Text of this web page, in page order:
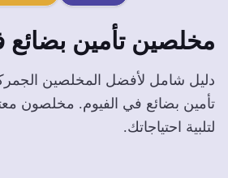
مخلصينتأمين بضائع
دليل شامل لأفضل المخلصين
تأمين بضائع في الفيوم. مخلصون
لتلبية احتياجاتك.